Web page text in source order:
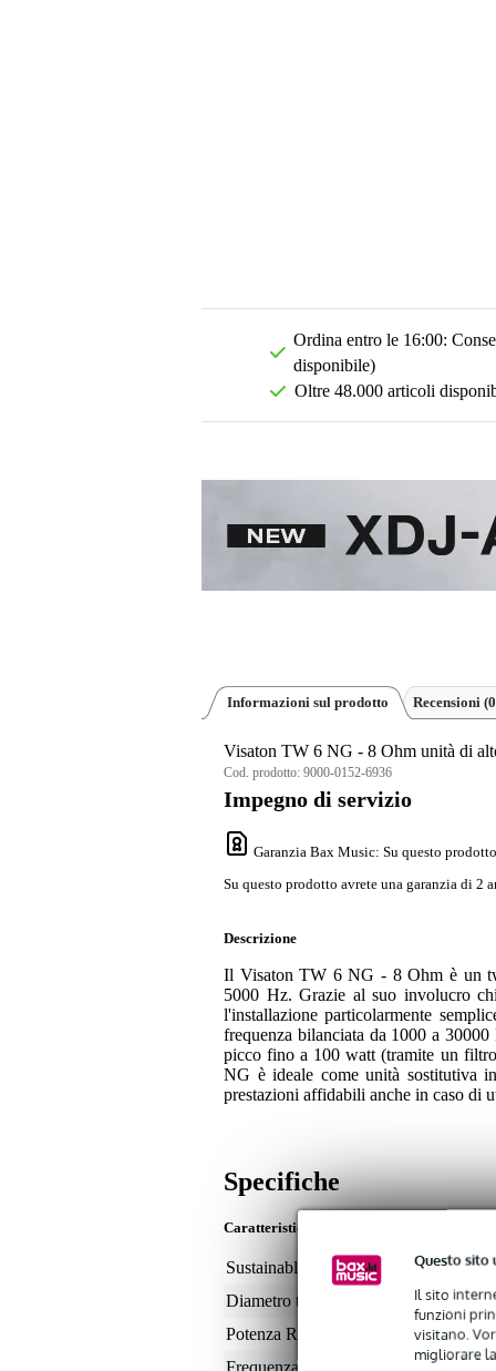
Questo sito
Il sito
funzioni
visitano.
migliorare
Ordina entro le 16:00:
disponibile)
Oltre 48.000 articoli
Informazioni sul prodotto Recensioni
Visaton TW 6 NG - 8 Ohm unità di
Cod. prodotto: 9000-0152-6936
Impegno di servizio
Garanzia Bax Music: Su questo
Su questo prodotto avrete una garanzia di 2
Descrizione
Il Visaton TW 6 NG - 8 Ohm è un
5000 Hz. Grazie al suo involucro
l'installazione particolarmente
frequenza bilanciata da 1000 a
picco fino a 100 watt (tramite un
NG è ideale come unità sostitutiva
prestazioni affidabili anche in caso di
Specifiche
Caratteristiche
Sustainable product
Diametro tweeter
Potenza RMS
50
Frequenza massima